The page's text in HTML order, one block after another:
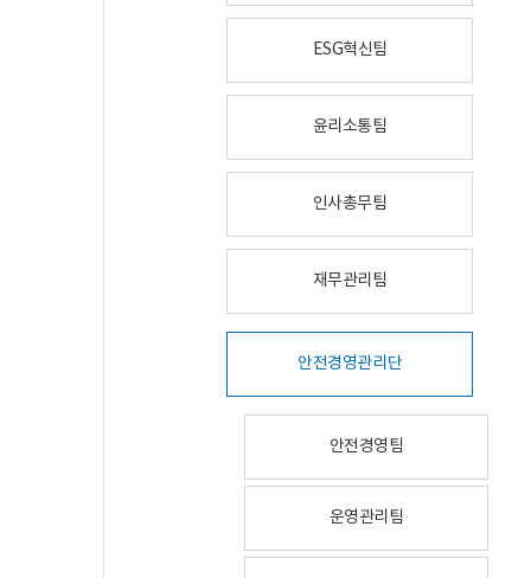
ESG혁신팀
윤리소통팀
인사총무팀
재무관리팀
안전경영관리단
안전경영팀
운영관리팀